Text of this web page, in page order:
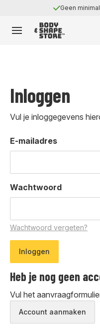
Geen
Inloggen
Vul je inloggegevens
E-mailadres
Wachtwoord
Wachtwoord vergeten?
Heb je nog geen
Vul het
Account aanmaken